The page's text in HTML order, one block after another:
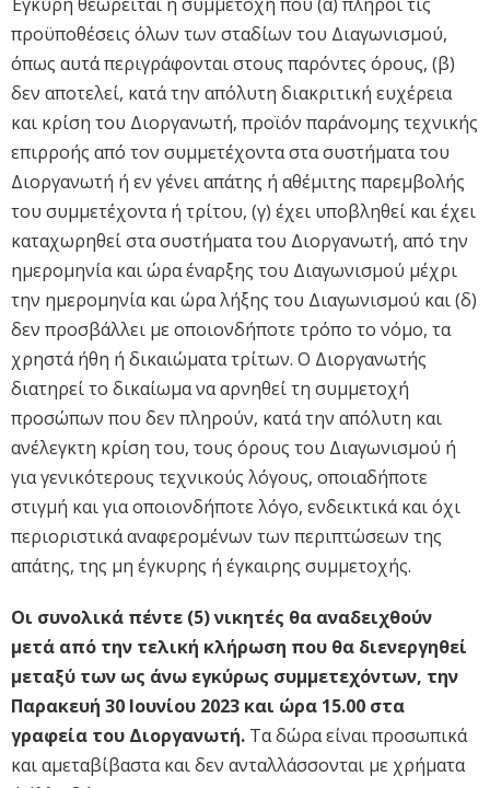
προϋποθέσεις όλων των σταδίων του Διαγωνισμού,
όπως αυτά περιγράφονται στους παρόντες όρους, (β)
δεν αποτελεί, κατά την απόλυτη διακριτική ευχέρεια
και κρίση του Διοργανωτή, προϊόν παράνομης τεχνικής
επιρροής από τον συμμετέχοντα στα συστήματα του
Διοργανωτή ή εν γένει απάτης ή αθέμιτης παρεμβολής
του συμμετέχοντα ή τρίτου, (γ) έχει υποβληθεί και έχει
καταχωρηθεί στα συστήματα του Διοργανωτή, από την
ημερομηνία και ώρα έναρξης του Διαγωνισμού μέχρι
την ημερομηνία και ώρα λήξης του Διαγωνισμού και (δ)
δεν προσβάλλει με οποιονδήποτε τρόπο το νόμο, τα
χρηστά ήθη ή δικαιώματα τρίτων. Ο Διοργανωτής
διατηρεί το δικαίωμα να αρνηθεί τη συμμετοχή
προσώπων που δεν πληρούν, κατά την απόλυτη και
ανέλεγκτη κρίση του, τους όρους του Διαγωνισμού ή
για γενικότερους τεχνικούς λόγους, οποιαδήποτε
στιγμή και για οποιονδήποτε λόγο, ενδεικτικά και όχι
περιοριστικά αναφερομένων των περιπτώσεων της
απάτης, της μη έγκυρης ή έγκαιρης συμμετοχής.
Οι συνολικά πέντε (5) νικητές θα αναδειχθούν
μετά από την τελική κλήρωση που θα διενεργηθεί
μεταξύ των ως άνω εγκύρως συμμετεχόντων, την
Παρακευή 30 Ιουνίου 2023 και ώρα 15.00 στα
γραφεία του Διοργανωτή. Τα δώρα είναι προσωπικά
και αμεταβίβαστα και δεν ανταλλάσσονται με χρήματα